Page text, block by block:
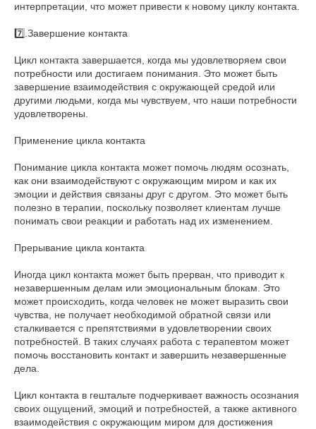
интерпретации, что может привести к новому циклу контакта.
7️⃣.Завершение контакта
Цикл контакта завершается, когда мы удовлетворяем свои
потребности или достигаем понимания. Это может быть
завершение взаимодействия с окружающей средой или
другими людьми, когда мы чувствуем, что наши потребности
удовлетворены.
Применение цикла контакта
Понимание цикла контакта может помочь людям осознать,
как они взаимодействуют с окружающим миром и как их
эмоции и действия связаны друг с другом. Это может быть
полезно в терапии, поскольку позволяет клиентам лучше
понимать свои реакции и работать над их изменением.
Прерывание цикла контакта
Иногда цикл контакта может быть прерван, что приводит к
незавершенным делам или эмоциональным блокам. Это
может происходить, когда человек не может выразить свои
чувства, не получает необходимой обратной связи или
сталкивается с препятствиями в удовлетворении своих
потребностей. В таких случаях работа с терапевтом может
помочь восстановить контакт и завершить незавершенные
дела.
Цикл контакта в гештальте подчеркивает важность осознания
своих ощущений, эмоций и потребностей, а также активного
взаимодействия с окружающим миром для достижения